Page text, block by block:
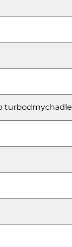
turbodmychadle